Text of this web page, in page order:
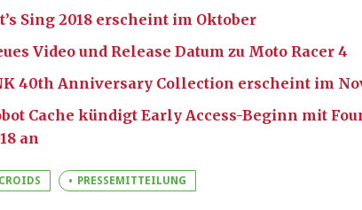
Sing 2018 erscheint im Oktober
Video und Release Datum zu Moto Racer 4
40th Anniversary Collection erscheint im
Cache kündigt Early Access-Beginn mit
an
PRESSEMITTEILUNG